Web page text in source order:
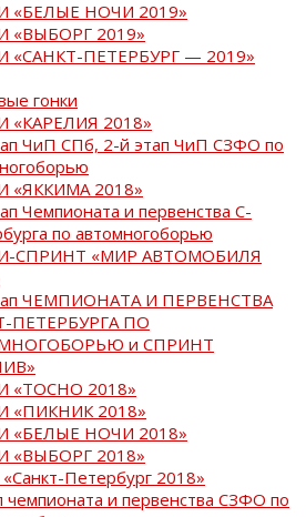
«БЕЛЫЕ НОЧИ 2019»
«ВЫБОРГ 2019»
«САНКТ-ПЕТЕРБУРГ — 2019»
гонки
«КАРЕЛИЯ 2018»
ЧиП СПб, 2-й этап ЧиП СЗФО по
«ЯККИМА 2018»
Чемпионата и первенства С-
по автомногоборью
СПРИНТ «МИР АВТОМОБИЛЯ
ЧЕМПИОНАТА И ПЕРВЕНСТВА
ПЕТЕРБУРГА ПО
и СПРИНТ
«ТОСНО 2018»
«ПИКНИК 2018»
«БЕЛЫЕ НОЧИ 2018»
«ВЫБОРГ 2018»
Петербург 2018»
чемпионата и первенства СЗФО по